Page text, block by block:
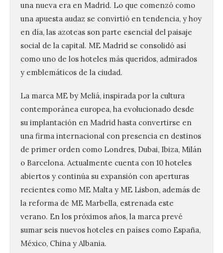
una nueva era en Madrid. Lo que comenzó como
una apuesta audaz se convirtió en tendencia, y hoy
en día, las azoteas son parte esencial del paisaje
social de la capital. ME Madrid se consolidó así
como uno de los hoteles más queridos, admirados
y emblemáticos de la ciudad.
La marca ME by Meliá, inspirada por la cultura
contemporánea europea, ha evolucionado desde
su implantación en Madrid hasta convertirse en
una firma internacional con presencia en destinos
de primer orden como Londres, Dubai, Ibiza, Milán
o Barcelona. Actualmente cuenta con 10 hoteles
abiertos y continúa su expansión con aperturas
recientes como ME Malta y ME Lisbon, además de
la reforma de ME Marbella, estrenada este
verano. En los próximos años, la marca prevé
sumar seis nuevos hoteles en países como España,
México, China y Albania.